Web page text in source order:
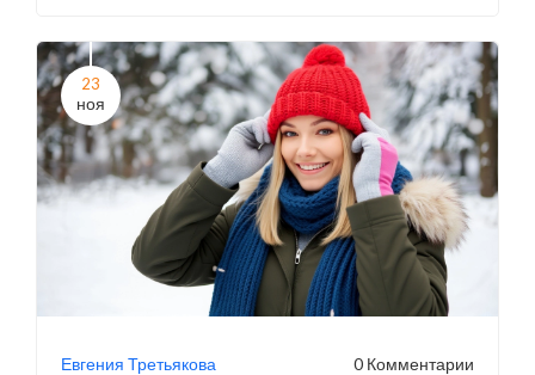
23
ноя
Евгения Третьякова 0 Комментарии